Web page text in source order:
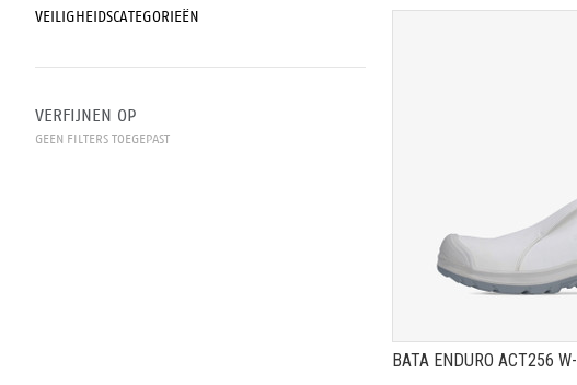
VEILIGHEIDSCATEGORIEËN
VERFIJNEN OP
GEEN FILTERS TOEGEPAST
TOON